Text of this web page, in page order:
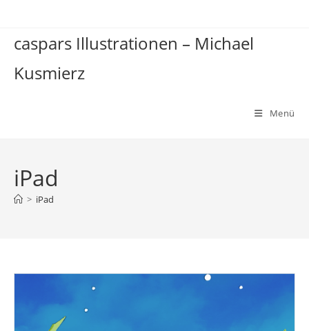
springen
caspars Illustrationen – Michael
Kusmierz
Menü
iPad
> iPad